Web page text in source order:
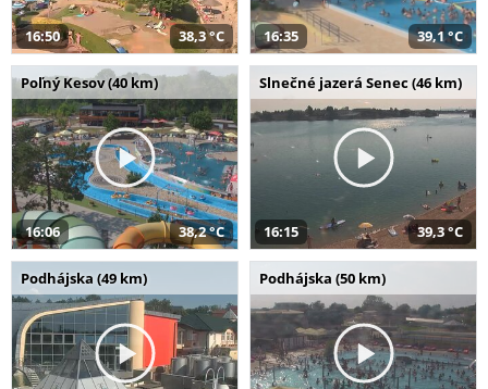
16:50 38,3 °C 16:35 39,1 °C
Poľný Kesov (40 km)
16:06 38,2 °C
Slnečné jazerá Senec (46 km)
16:15 39,3 °C
Podhájska (49 km) Podhájska (50 km)